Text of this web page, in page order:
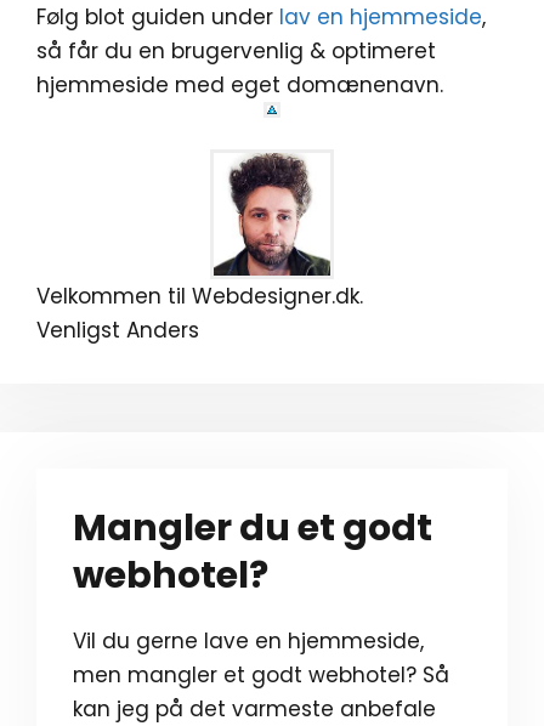
Følg blot guiden under lav en hjemmeside,
så får du en brugervenlig & optimeret
hjemmeside med eget domænenavn.
Velkommen til Webdesigner.dk.
Venligst Anders
Mangler du et godt
webhotel?
Vil du gerne lave en hjemmeside,
men mangler et godt webhotel? Så
kan jeg på det varmeste anbefale